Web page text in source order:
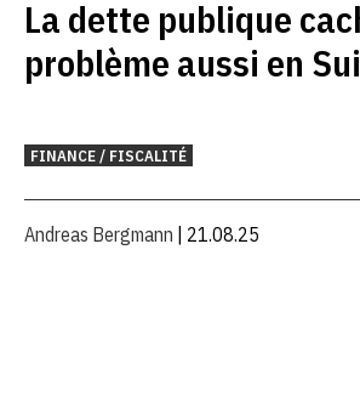
La dette publique
problème aussi en
FINANCE / FISCALITÉ
Andreas Bergmann | 21.08.25